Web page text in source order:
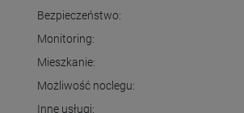
Bezpieczeństwo:
Monitoring:
Mieszkanie:
Możliwość noclegu:
Inne usługi: